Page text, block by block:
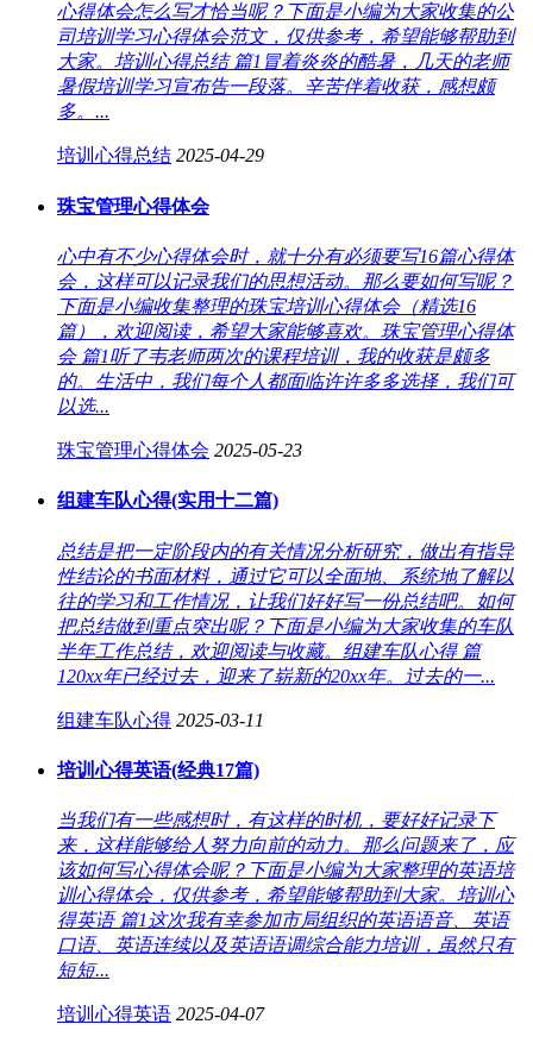
心得体会怎么写才恰当呢？下面是小编为大家收集的公
司培训学习心得体会范文，仅供参考，希望能够帮助到
大家。培训心得总结 篇1冒着炎炎的酷暑，几天的老师
暑假培训学习宣布告一段落。辛苦伴着收获，感想颇
多。...
培训心得总结 2025-04-29
珠宝管理心得体会
心中有不少心得体会时，就十分有必须要写16篇心得体
会，这样可以记录我们的思想活动。那么要如何写呢？
下面是小编收集整理的珠宝培训心得体会（精选16
篇），欢迎阅读，希望大家能够喜欢。珠宝管理心得体
会 篇1听了韦老师两次的课程培训，我的收获是颇多
的。生活中，我们每个人都面临许许多多选择，我们可
以选...
珠宝管理心得体会 2025-05-23
组建车队心得(实用十二篇)
总结是把一定阶段内的有关情况分析研究，做出有指导
性结论的书面材料，通过它可以全面地、系统地了解以
往的学习和工作情况，让我们好好写一份总结吧。如何
把总结做到重点突出呢？下面是小编为大家收集的车队
半年工作总结，欢迎阅读与收藏。组建车队心得 篇
120xx年已经过去，迎来了崭新的20xx年。过去的一...
组建车队心得 2025-03-11
培训心得英语(经典17篇)
当我们有一些感想时，有这样的时机，要好好记录下
来，这样能够给人努力向前的动力。那么问题来了，应
该如何写心得体会呢？下面是小编为大家整理的英语培
训心得体会，仅供参考，希望能够帮助到大家。培训心
得英语 篇1这次我有幸参加市局组织的英语语音、英语
口语、英语连续以及英语语调综合能力培训，虽然只有
短短...
培训心得英语 2025-04-07